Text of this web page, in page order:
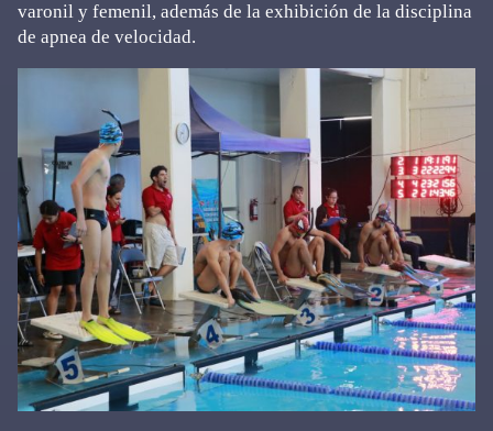
varonil y femenil, además de la exhibición de la disciplina
de apnea de velocidad.